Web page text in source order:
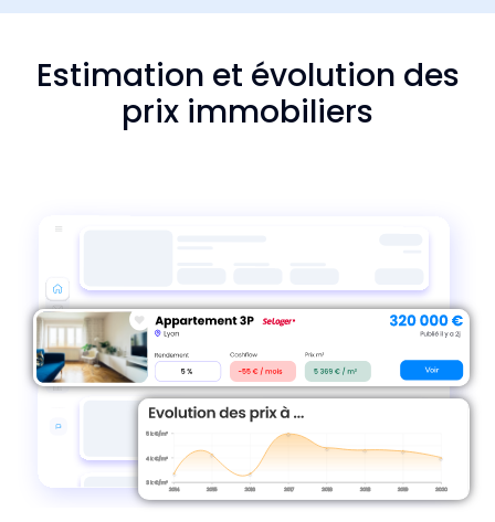
Estimation et évolution des
prix immobiliers